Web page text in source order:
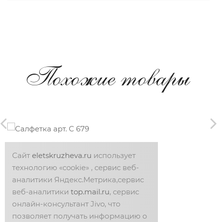
Похожие товары
Сайт eletskruzheva.ru использует
технологию «cookie» , сервис веб-
аналитики Яндекс.Метрика,сервис
веб-аналитики top.mail.ru, сервис
онлайн-консультант Jivo, что
позволяет получать информацию о